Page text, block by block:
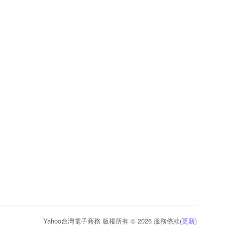
Yahoo台灣電子商務 版權所有 © 2026 服務條款(更新)